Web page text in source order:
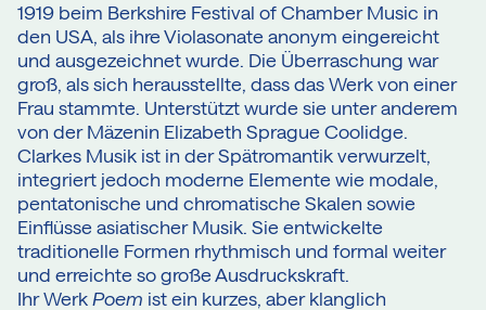
1919 beim Berkshire Festival of Chamber Music in
den USA, als ihre Violasonate anonym eingereicht
und ausgezeichnet wurde. Die Überraschung war
groß, als sich herausstellte, dass das Werk von einer
Frau stammte. Unterstützt wurde sie unter anderem
von der Mäzenin Elizabeth Sprague Coolidge.
Clarkes Musik ist in der Spätromantik verwurzelt,
integriert jedoch moderne Elemente wie modale,
pentatonische und chromatische Skalen sowie
Einflüsse asiatischer Musik. Sie entwickelte
traditionelle Formen rhythmisch und formal weiter
und erreichte so große Ausdruckskraft.
Ihr Werk Poem ist ein kurzes, aber klanglich